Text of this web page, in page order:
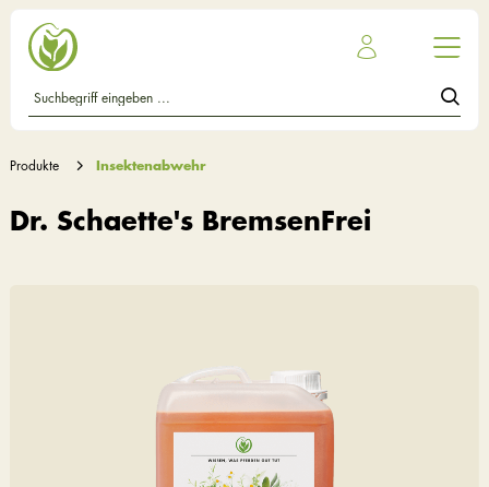
Produkte Insektenabwehr
Dr. Schaette's BremsenFrei